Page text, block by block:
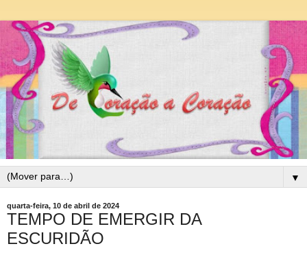
▼
quarta-feira, 10 de abril de 2024
TEMPO DE EMERGIR DA
ESCURIDÃO